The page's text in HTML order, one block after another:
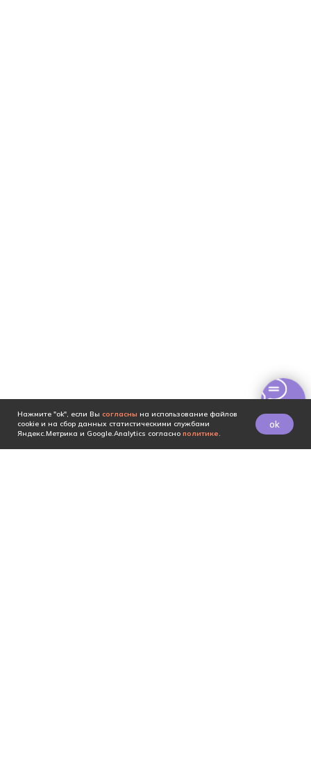
Нажмите "ok", если Вы согласны на использование файлов
cookie и на сбор данных статистическими службами
Яндекс.Метрика и Google.Analytics согласно политике.
ok